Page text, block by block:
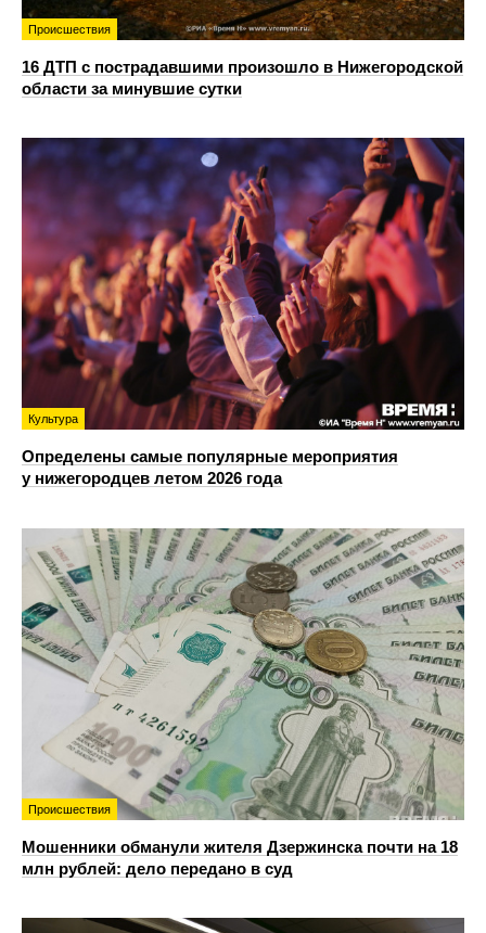
Происшествия
16 ДТП с пострадавшими произошло в Нижегородской
области за минувшие сутки
Культура
Определены самые популярные мероприятия
у нижегородцев летом 2026 года
Происшествия
Мошенники обманули жителя Дзержинска почти на 18
млн рублей: дело передано в суд